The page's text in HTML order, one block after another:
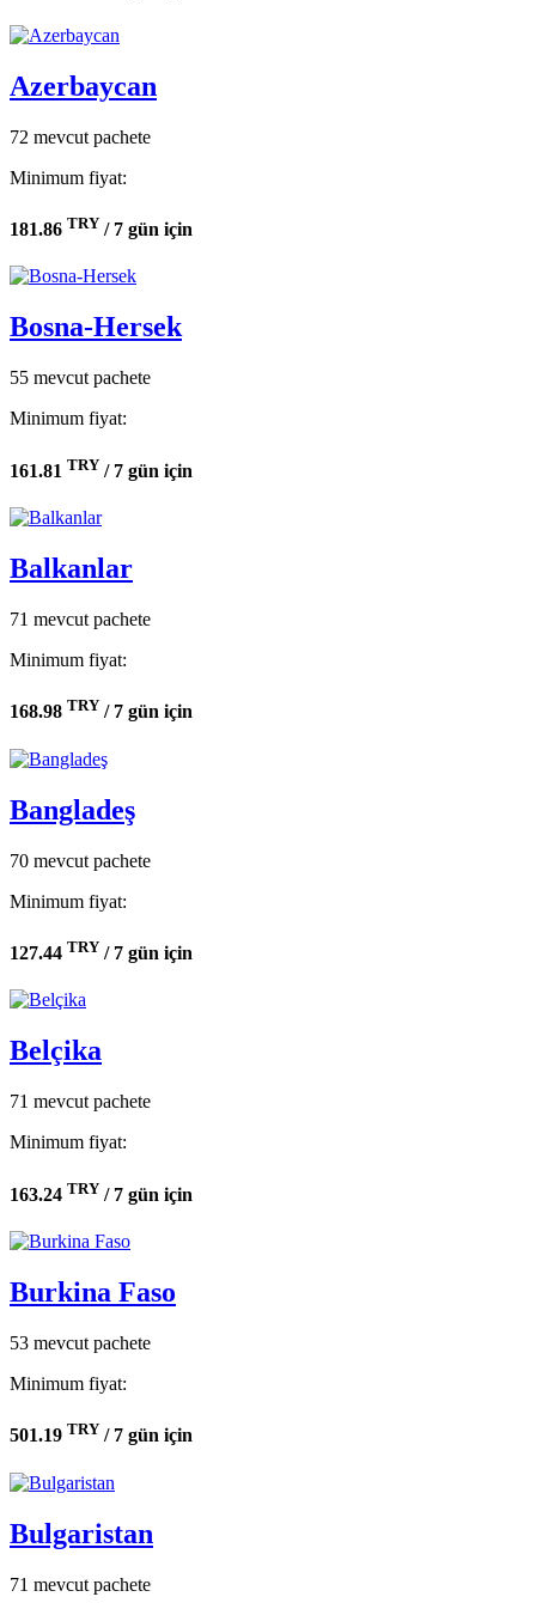
Azerbaycan
72 mevcut pachete
Minimum fiyat:
181.86 TRY / 7 gün için
Bosna-Hersek
55 mevcut pachete
Minimum fiyat:
161.81 TRY / 7 gün için
Balkanlar
71 mevcut pachete
Minimum fiyat:
168.98 TRY / 7 gün için
Bangladeş
70 mevcut pachete
Minimum fiyat:
127.44 TRY / 7 gün için
Belçika
71 mevcut pachete
Minimum fiyat:
163.24 TRY / 7 gün için
Burkina Faso
53 mevcut pachete
Minimum fiyat:
501.19 TRY / 7 gün için
Bulgaristan
71 mevcut pachete